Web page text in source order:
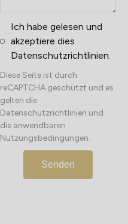
Ich habe gelesen und
akzeptiere dies
Datenschutzrichtlinien.
Diese Seite ist durch
reCAPTCHA geschützt und es
gelten die
Datenschutzrichtlinien und
die anwendbaren
Nutzungsbedingungen.
Senden